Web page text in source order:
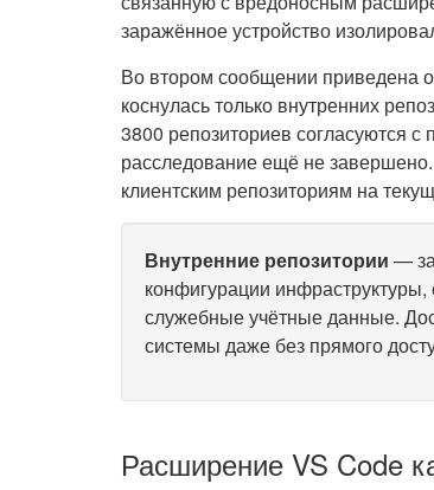
заражённое устройство
Во втором сообщении приведена
коснулась только внутренних
3800 репозиториев согласуются
расследование ещё не
клиентским репозиториям на
Внутренние репозитории —
конфигурации
служебные учётные данные.
системы даже без прямого
Расширение VS Code